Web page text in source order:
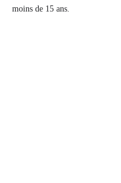
moins de 15 ans.